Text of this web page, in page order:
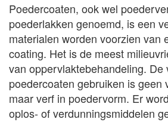
Poedercoaten, ook wel
poederlakken genoemd, is een
materialen worden voorzien van
coating. Het is de meest
van oppervlaktebehandeling. De
poedercoaten gebruiken is geen
maar verf in poedervorm. Er
oplos- of verdunningsmiddelen